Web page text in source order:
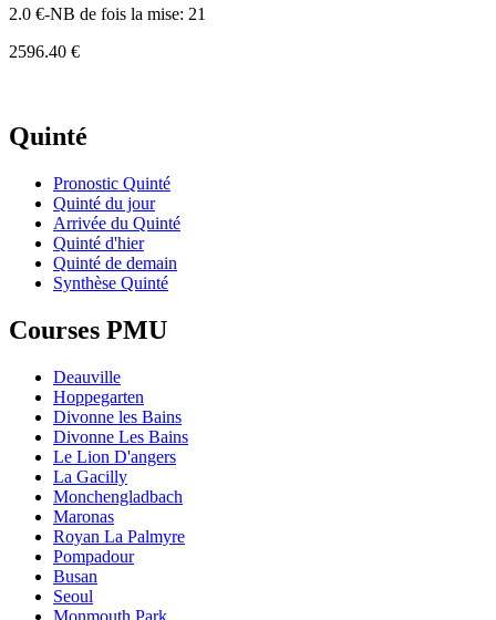
2.0 €-NB de fois la mise: 21
2596.40 €
Quinté
Pronostic Quinté
Quinté du jour
Arrivée du Quinté
Quinté d'hier
Quinté de demain
Synthèse Quinté
Courses PMU
Deauville
Hoppegarten
Divonne les Bains
Divonne Les Bains
Le Lion D'angers
La Gacilly
Monchengladbach
Maronas
Royan La Palmyre
Pompadour
Busan
Seoul
Monmouth Park